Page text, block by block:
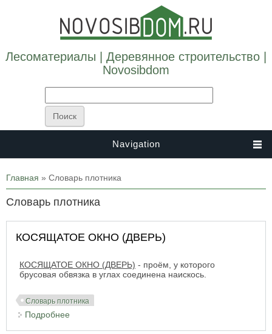
Лесоматериалы | Деревянное строительство |
Novosibdom
Navigation
Вы здесь
Главная » Словарь плотника
Словарь плотника
КОСЯЩАТОЕ ОКНО (ДВЕРЬ)
КОСЯЩАТОЕ ОКНО (ДВЕРЬ) - проём, у которого
брусовая обвязка в углах соединена наискось.
Словарь плотника
Подробнее